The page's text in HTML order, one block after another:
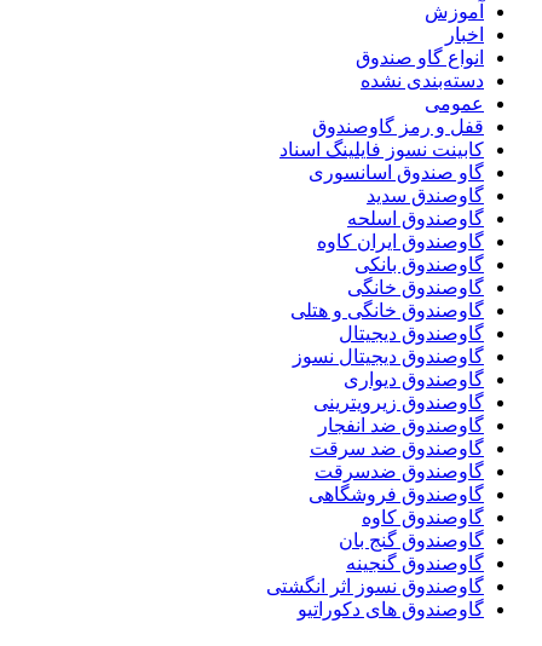
آموزش
اخبار
انواع گاو صندوق
دسته‌بندی نشده
عمومی
قفل و رمز گاوصندوق
کابینت نسوز فایلینگ اسناد
گاو صندوق اسانسوری
گاوصندق سدید
گاوصندوق اسلحه
گاوصندوق ایران کاوه
گاوصندوق بانکی
گاوصندوق خانگی
گاوصندوق خانگی و هتلی
گاوصندوق دیجیتال
گاوصندوق دیجیتال نسوز
گاوصندوق دیواری
گاوصندوق زیرویترینی
گاوصندوق ضد انفجار
گاوصندوق ضد سرقت
گاوصندوق ضدسرقت
گاوصندوق فروشگاهی
گاوصندوق کاوه
گاوصندوق گنج بان
گاوصندوق گنجینه
گاوصندوق نسوز اثر انگشتی
گاوصندوق های دکوراتیو